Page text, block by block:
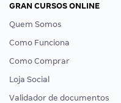
GRAN CURSOS ONLINE
Quem Somos
Como Funciona
Como Comprar
Loja Social
Validador de documentos